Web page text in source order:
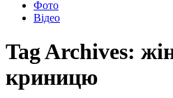
Фото
Відео
Tag Archives:
криницю